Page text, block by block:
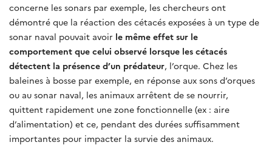
concerne les sonars par exemple, les chercheurs ont
démontré que la réaction des cétacés exposées à un type de
sonar naval pouvait avoir le même effet sur le
comportement que celui observé lorsque les cétacés
détectent la présence d’un prédateur, l’orque. Chez les
baleines à bosse par exemple, en réponse aux sons d’orques
ou au sonar naval, les animaux arrêtent de se nourrir,
quittent rapidement une zone fonctionnelle (ex : aire
d’alimentation) et ce, pendant des durées suffisamment
importantes pour impacter la survie des animaux.